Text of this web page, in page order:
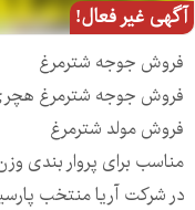
آگهی غیر فعال!
فروش جوجه شترمرغ
فروش جوجه شترمرغ
فروش مولد شترمرغ
مناسب برای پروار بندی
در شرکت آریا منتخب